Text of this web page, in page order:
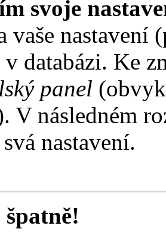
svoje
vaše
v databázi. Ke
panel
V následném
nastavení.